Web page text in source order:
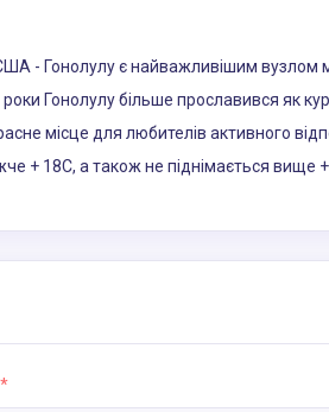
- Гонолулу є найважливішим вузлом
Гонолулу більше прославився як
місце для любителів активного
+ 18С, а також не піднімається вище
*